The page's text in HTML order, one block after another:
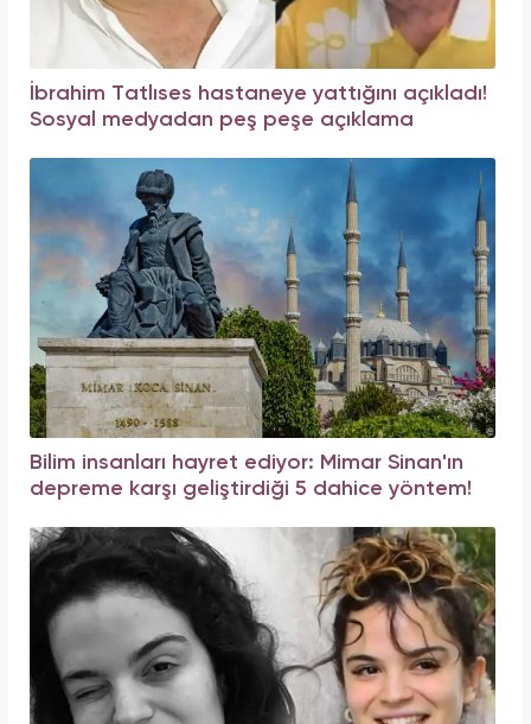
İbrahim Tatlıses hastaneye yattığını açıkladı!
Sosyal medyadan peş peşe açıklama
Bilim insanları hayret ediyor: Mimar Sinan'ın
depreme karşı geliştirdiği 5 dahice yöntem!